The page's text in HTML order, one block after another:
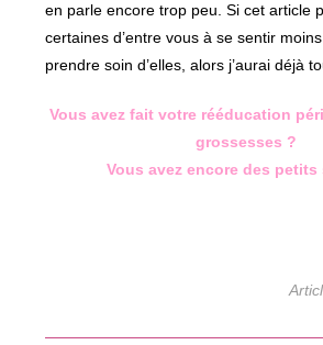
en parle encore trop peu. Si cet article
certaines d’entre vous à se sentir
prendre soin d’elles, alors j’aurai déjà
Vous avez fait votre rééducation
grossesses ?
Vous avez encore des